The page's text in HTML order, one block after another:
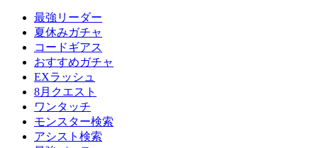
最強リーダー
夏休みガチャ
コードギアス
おすすめガチャ
EXラッシュ
8月クエスト
ワンタッチ
モンスター検索
アシスト検索